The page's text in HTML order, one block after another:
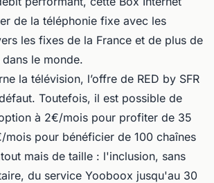
de la téléphonie fixe avec les
les fixes de la France et de plus de
le monde.
la télévision, l’offre de RED by SFR
Toutefois, il est possible de
à 2€/mois pour profiter de 35
mois pour bénéficier de 100 chaînes
mais de taille : l'inclusion, sans
du service Yooboox jusqu'au 30